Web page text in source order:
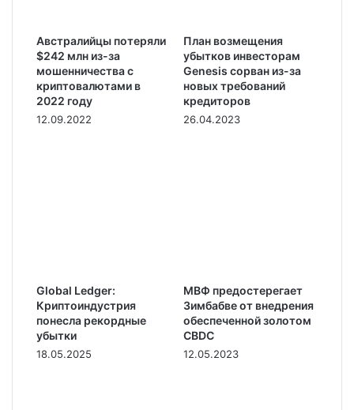
Австралийцы потеряли
$242 млн из-за
мошенничества с
криптовалютами в
2022 году
12.09.2022
План возмещения
убытков инвесторам
Genesis сорван из-за
новых требований
кредиторов
26.04.2023
Global Ledger:
Криптоиндустрия
понесла рекордные
убытки
18.05.2025
МВФ предостерегает
Зимбабве от внедрения
обеспеченной золотом
CBDC
12.05.2023